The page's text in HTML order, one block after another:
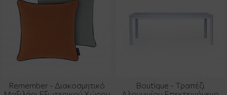
Remember - Διακοσμητικό
Boutique - Τραπέζι